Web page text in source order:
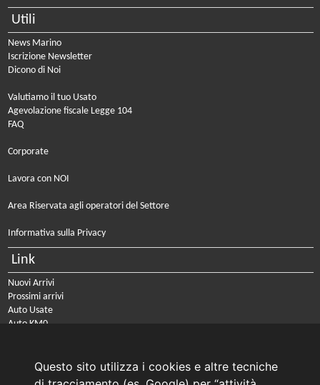
Questo sito utilizza i cookies e altre tecniche
Utili
News Marino
Iscrizione Newsletter
Dicono di Noi
Valutiamo il tuo Usato
Agevolazione fiscale Legge 104
FAQ
Corporate
Lavora con NOI
Area Riservata agli operatori del Settore
Informativa sulla Privacy
Link
Nuovi Arrivi
Prossimi arrivi
Auto Usate
Auto KM0
PRENOTA IL TUO INTERVENTO DI OFFICINA